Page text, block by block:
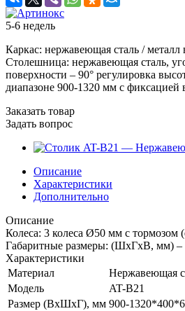
5-6 недель
Каркас: нержавеющая сталь / металл
Столешница: нержавеющая сталь,
поверхности – 90° регулировка
диапазоне 900-1320 мм с
Заказать товар
Задать вопрос
Описание
Характеристики
Дополнительно
Описание
Колеса: 3 колеса Ø50 мм с тормозом
Габаритные размеры: (ШхГхВ, мм) –
Характеристики
Материал
Нержавеющая
Модель
AT-B21
Размер (ВхШхГ), мм 900-